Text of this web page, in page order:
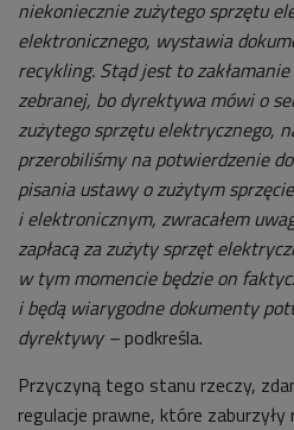
niekoniecznie zużytego sprzętu
elektronicznego, wystawia
recykling. Stąd jest to
zebranej, bo dyrektywa mówi o
zużytego sprzętu elektrycznego,
przerobiliśmy na potwierdzenie
pisania ustawy o zużytym
i elektronicznym, zwracałem
zapłacą za zużyty sprzęt
w tym momencie będzie on
i będą wiarygodne dokumenty
dyrektywy – podkreśla.
Przyczyną tego stanu rzeczy,
regulacje prawne, które zaburzyły